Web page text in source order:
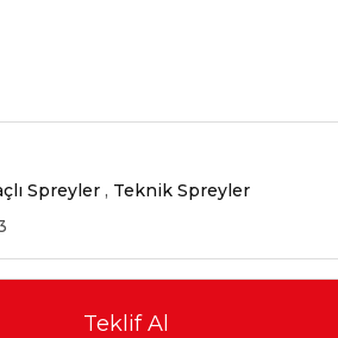
Spreyler , Teknik Spreyler
Teklif Al